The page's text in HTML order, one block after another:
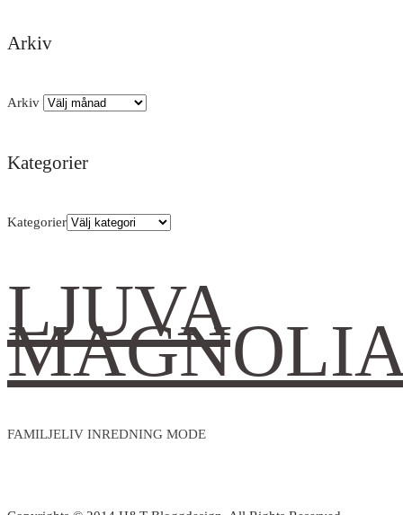
Arkiv
Arkiv
Kategorier
Kategorier
LJUVA
FAMILJELIV INREDNING MODE